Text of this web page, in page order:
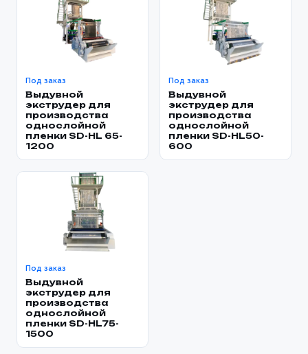
Под заказ
Выдувной
экструдер для
производства
однослойной
пленки SD-HL 65-
1200
Под заказ
Выдувной
экструдер для
производства
однослойной
пленки SD-HL50-
600
Под заказ
Выдувной
экструдер для
производства
однослойной
пленки SD-HL75-
1500